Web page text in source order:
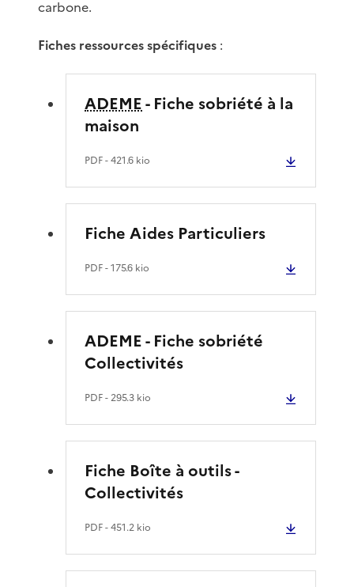
carbone.
Fiches ressources spécifiques :
ADEME- Fiche sobriété à la
maison
PDF- 421.6 kio
Fiche Aides Particuliers
PDF- 175.6 kio
ADEME - Fiche sobriété
Collectivités
PDF- 295.3 kio
Fiche Boîte à outils -
Collectivités
PDF- 451.2 kio